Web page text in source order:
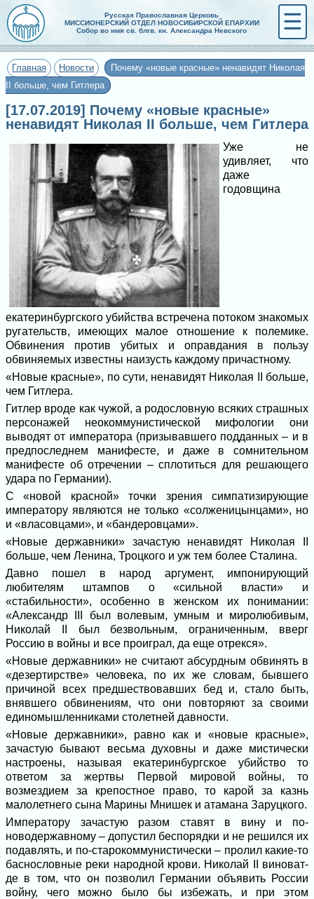
Русская Православная Церковь
МИССИОНЕРСКИЙ ОТДЕЛ НОВОСИБИРСКОЙ ЕПАРХИИ
Собор во имя св. блгв. кн. Александра Невского
☰
Главная Новости
Почему «новые красные» ненавидят Николая
II больше, чем Гитлера
[17.07.2019] Почему «новые красные»
ненавидят Николая II больше, чем Гитлера
Уже не
удивляет, что
даже
годовщина
екатеринбургского убийства встречена потоком знакомых
ругательств, имеющих малое отношение к полемике.
Обвинения против убитых и оправдания в пользу
обвиняемых известны наизусть каждому причастному.
«Новые красные», по сути, ненавидят Николая II больше,
чем Гитлера.
Гитлер вроде как чужой, а родословную всяких страшных
персонажей неокоммунистической мифологии они
выводят от императора (призывавшего подданных – и в
предпоследнем манифесте, и даже в сомнительном
манифесте об отречении – сплотиться для решающего
удара по Германии).
С «новой красной» точки зрения симпатизирующие
императору являются не только «солженицынцами», но
и «власовцами», и «бандеровцами».
«Новые державники» зачастую ненавидят Николая II
больше, чем Ленина, Троцкого и уж тем более Сталина.
Давно пошел в народ аргумент, импонирующий
любителям штампов о «сильной власти» и
«стабильности», особенно в женском их понимании:
«Александр III был волевым, умным и миролюбивым,
Николай II был безвольным, ограниченным, вверг
Россию в войны и все проиграл, да еще отрекся».
«Новые державники» не считают абсурдным обвинять в
«дезертирстве» человека, по их же словам, бывшего
причиной всех предшествовавших бед и, стало быть,
внявшего обвинениям, что они повторяют за своими
единомышленниками столетней давности.
«Новые державники», равно как и «новые красные»,
зачастую бывают весьма духовны и даже мистически
настроены, называя екатеринбургское убийство то
ответом за жертвы Первой мировой войны, то
возмездием за крепостное право, то карой за казнь
малолетнего сына Марины Мнишек и атамана Заруцкого.
Императору зачастую разом ставят в вину и по-
новодержавному – допустил беспорядки и не решился их
подавлять, и по-старокоммунистически – пролил какие-то
баснословные реки народной крови. Николай II виноват-
де в том, что он позволил Германии объявить России
войну, чего можно было бы избежать, и при этом